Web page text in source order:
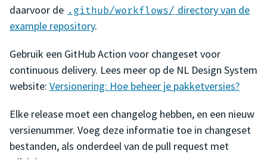
daarvoor de .github/workflows/ directory van de
example repository.
Gebruik een GitHub Action voor changeset voor
continuous delivery. Lees meer op de NL Design System
website: Versionering: Hoe beheer je pakketversies?
Elke release moet een changelog hebben, en een nieuw
versienummer. Voeg deze informatie toe in changeset
bestanden, als onderdeel van de pull request met